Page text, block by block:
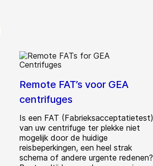
Remote FAT’s voor GEA
centrifuges
Is een FAT (Fabrieksacceptatietest)
van uw centrifuge ter plekke niet
mogelijk door de huidige
reisbeperkingen, een heel strak
schema of andere urgente redenen?